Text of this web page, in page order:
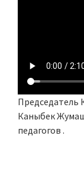
Председатель
Каныбек
педагогов .